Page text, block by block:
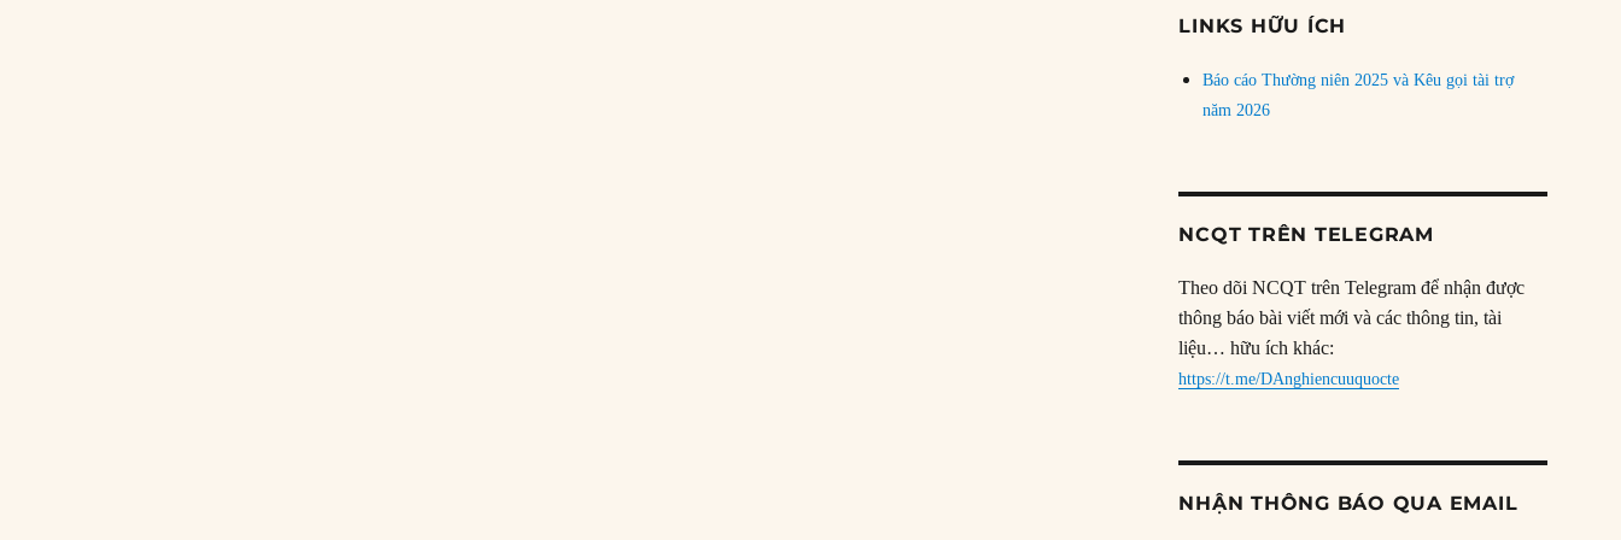
LINKS HỮU ÍCH
Báo cáo Thường niên 2025 và Kêu gọi tài trợ
năm 2026
NCQT TRÊN TELEGRAM
Theo dõi NCQT trên Telegram để nhận được
thông báo bài viết mới và các thông tin, tài
liệu… hữu ích khác:
https://t.me/DAnghiencuuquocte
NHẬN THÔNG BÁO QUA EMAIL